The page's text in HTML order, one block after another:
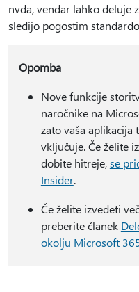
nvda, vendar lahko deluje
sledijo pogostim
Opomba
Nove funkcije
naročnike na
zato vaša aplikacija
vključuje. Če želite
dobite hitreje,se
Insider.
Če želite izvedeti
preberite članek
okolju Microsoft